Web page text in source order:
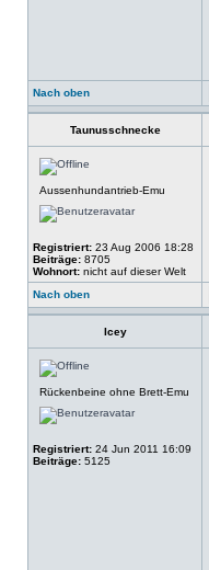
Nach oben
Taunusschnecke
Aussenhundantrieb-Emu
Registriert: 23 Aug 2006 18:28
Beiträge: 8705
Wohnort: nicht auf dieser Welt
Nach oben
Icey
Rückenbeine ohne Brett-Emu
Registriert: 24 Jun 2011 16:09
Beiträge: 5125